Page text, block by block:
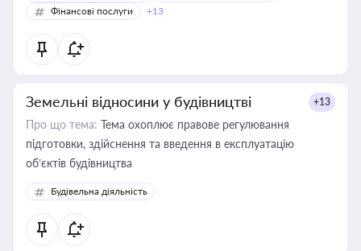
Фінансові послуги
+13
Земельні відносини у будівництві +13
Про що тема: Тема охоплює правове регулювання
підготовки, здійснення та введення в експлуатацію
об’єктів будівництва
Будівельна діяльність